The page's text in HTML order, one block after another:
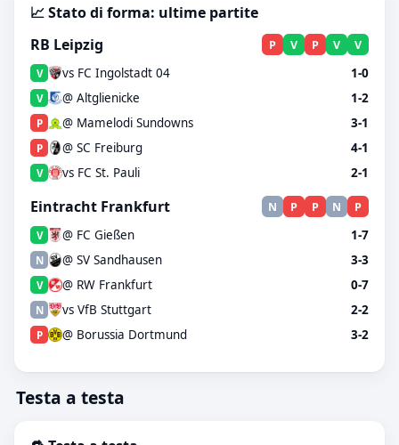
📈 Stato di forma: ultime partite
RB Leipzig
P V P V V
V vs FC Ingolstadt 04 1-0
V @ Altglienicke 1-2
P @ Mamelodi Sundowns 3-1
P @ SC Freiburg 4-1
V vs FC St. Pauli 2-1
Eintracht Frankfurt N P P N P
V @ FC Gießen 1-7
N @ SV Sandhausen 3-3
V @ RW Frankfurt 0-7
N vs VfB Stuttgart 2-2
P @ Borussia Dortmund 3-2
Testa a testa